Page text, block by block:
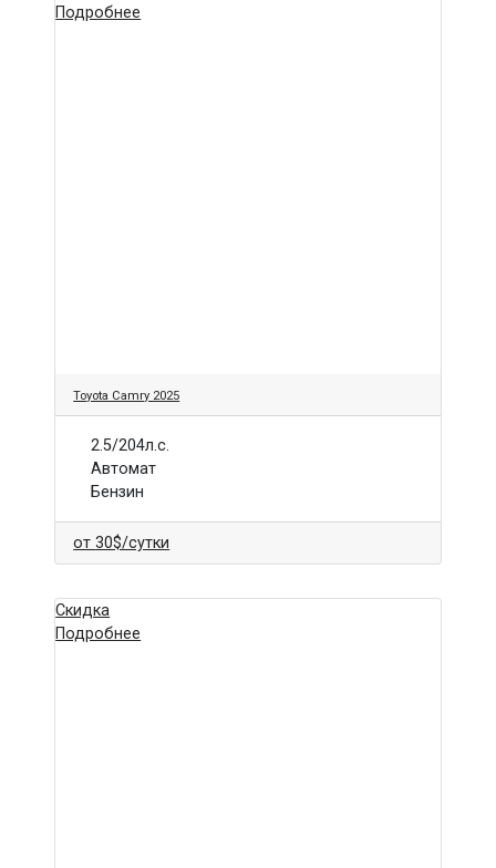
Подробнее
Toyota Camry 2025
2.5/204л.с.
Автомат
Бензин
от30$/сутки
Скидка
Подробнее